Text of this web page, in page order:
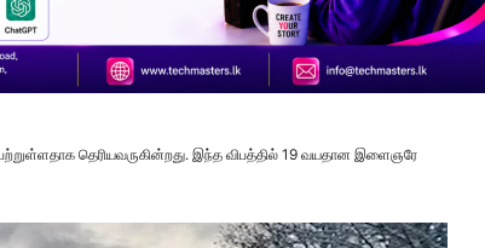
தெரியவருகின்றது. இந்த விபத்தில் 19 வயதான இளைஞரே